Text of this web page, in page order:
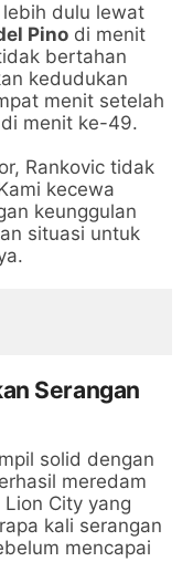
dulu lewat
Pino di menit
bertahan
kedudukan
menit setelah
menit ke-49.
Rankovic tidak
kecewa
keunggulan
situasi untuk
Serangan
solid dengan
meredam
City yang
kali serangan
mencapai